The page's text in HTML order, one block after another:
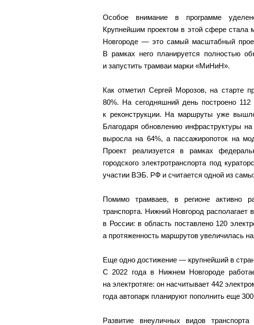
Особое внимание в программе
Крупнейшим проектом в этой сфере стала
Новгороде — это самый масштабный
В рамках него планируется полностью
и запустить трамваи марки «МиНиН».
Как отметил Сергей Морозов, на старте
80%. На сегодняшний день построено
к реконструкции. На маршруты уже
Благодаря обновлению инфраструктуры
выросла на 64%, а пассажиропоток на
Проект реализуется в рамках
городского электротранспорта под
участии ВЭБ. РФ и считается одной из
Помимо трамваев, в регионе активно
транспорта. Нижний Новгород располагает
в России: в область поставлено 120
а протяженность маршрутов увеличилась
Еще одно достижение — крупнейший в
С 2022 года в Нижнем Новгороде
на электротяге: он насчитывает 442
года автопарк планируют пополнить еще
Развитие внеуличных видов